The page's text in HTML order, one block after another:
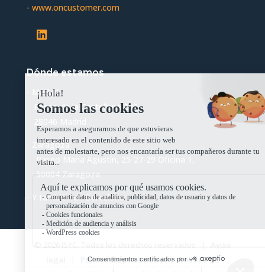
- www.oncustomer.com
LinkedIn
Dónde estamos
Madrid
Paseo de la Castellana 200,
Zaragoza
Paseo María Agustín, 25-27-29 Oficina 1,
50004 Zaragoza
Y también en Barcelona.
© 2026 ISYC. Todos los derechos reservados | Aviso
Política de privacidad|Política de